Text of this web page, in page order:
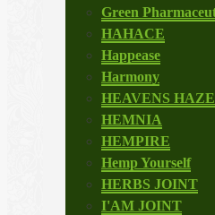
Green
HAHACE
Happease
Harmony
HEAVENS HAZE
HEMNIA
HEMPIRE
Hemp Yourself
HERBS JOINT
I'AM JOINT